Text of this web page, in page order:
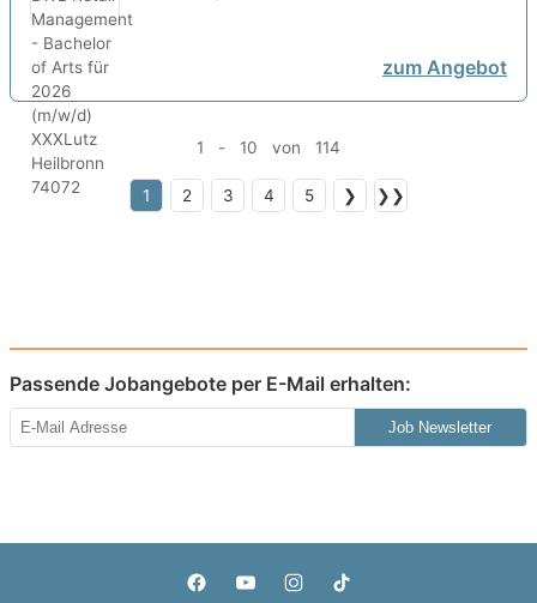
zum Angebot
1 - 10 von 114
1 2 3 4 5 ❯ ❯❯
Passende Jobangebote per E-Mail erhalten:
Job Newsletter